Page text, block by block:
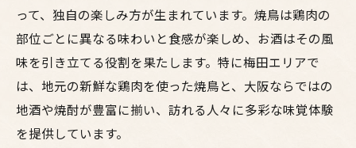
って、独自の楽しみ方が生まれています。焼鳥は鶏肉の
部位ごとに異なる味わいと食感が楽しめ、お酒はその風
味を引き立てる役割を果たします。特に梅田エリアで
は、地元の新鮮な鶏肉を使った焼鳥と、大阪ならではの
地酒や焼酎が豊富に揃い、訪れる人々に多彩な味覚体験
を提供しています。